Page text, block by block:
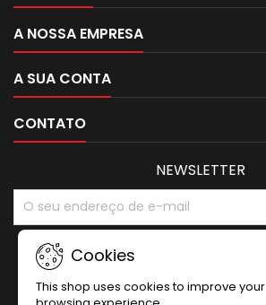
A NOSSA EMPRESA
A SUA CONTA
CONTATO
Cookies
This shop uses cookies to improve your
NEWSLETTER